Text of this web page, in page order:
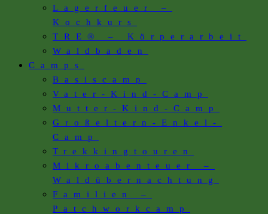
Lagerfeuer –
Kochkurs
TRE® – Körperarbeit
Waldbaden
Camps
Basiscamp
Vater-Kind-Camp
Mutter-Kind-Camp
Großeltern-Enkel-
Camp
Trekkingtouren
Mikroabenteuer –
Waldübernachtung
Familien –
Patchworkcamp